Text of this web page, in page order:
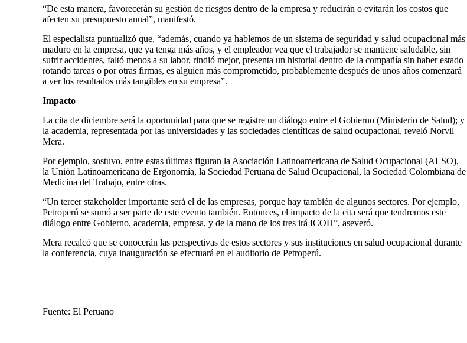
“De esta manera, favorecerán su gestión de riesgos dentro de la empresa y reducirán o evitarán los costos que
afecten su presupuesto anual”, manifestó.
El especialista puntualizó que, “además, cuando ya hablemos de un sistema de seguridad y salud ocupacional más
maduro en la empresa, que ya tenga más años, y el empleador vea que el trabajador se mantiene saludable, sin
sufrir accidentes, faltó menos a su labor, rindió mejor, presenta un historial dentro de la compañía sin haber estado
rotando tareas o por otras firmas, es alguien más comprometido, probablemente después de unos años comenzará
a ver los resultados más tangibles en su empresa”.
Impacto
La cita de diciembre será la oportunidad para que se registre un diálogo entre el Gobierno (Ministerio de Salud); y
la academia, representada por las universidades y las sociedades científicas de salud ocupacional, reveló Norvil
Mera.
Por ejemplo, sostuvo, entre estas últimas figuran la Asociación Latinoamericana de Salud Ocupacional (ALSO),
la Unión Latinoamericana de Ergonomía, la Sociedad Peruana de Salud Ocupacional, la Sociedad Colombiana de
Medicina del Trabajo, entre otras.
“Un tercer stakeholder importante será el de las empresas, porque hay también de algunos sectores. Por ejemplo,
Petroperú se sumó a ser parte de este evento también. Entonces, el impacto de la cita será que tendremos este
diálogo entre Gobierno, academia, empresa, y de la mano de los tres irá ICOH”, aseveró.
Mera recalcó que se conocerán las perspectivas de estos sectores y sus instituciones en salud ocupacional durante
la conferencia, cuya inauguración se efectuará en el auditorio de Petroperú.
Fuente: El Peruano